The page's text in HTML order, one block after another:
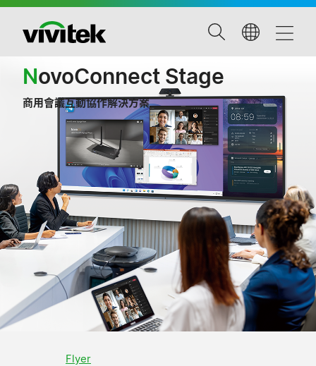
NovoConnect Stage
商用會議互動協作解決方案
Flyer